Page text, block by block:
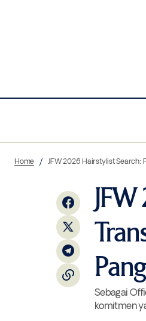
Omorovicza:Keajaiban Mineral
untuk Kulit Indonesia
Home JFW 2026 Hairstylist Search:
Sebagai
komitmen